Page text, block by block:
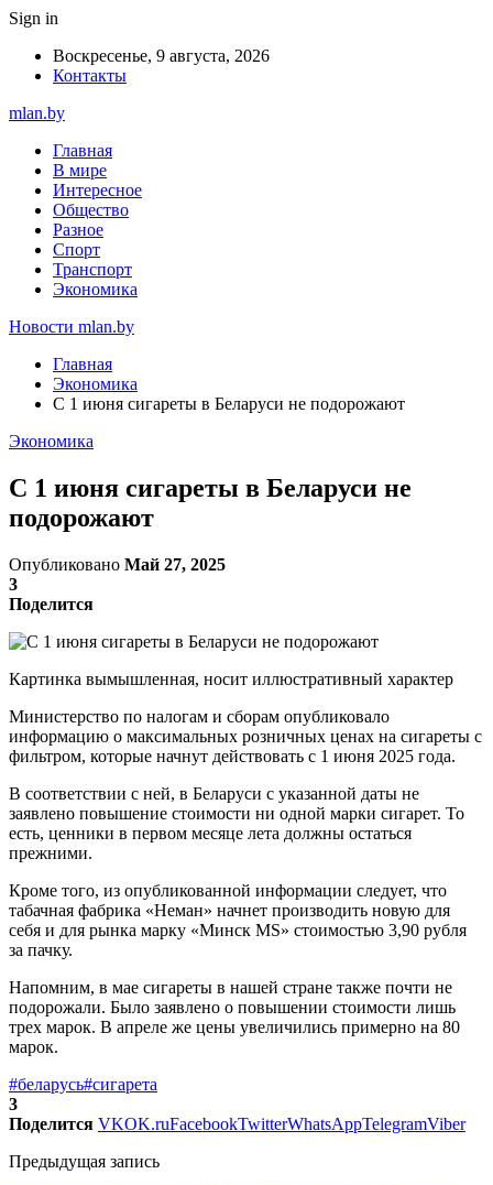
Sign in
Воскресенье, 9 августа, 2026
Контакты
mlan.by
Главная
В мире
Интересное
Общество
Разное
Спорт
Транспорт
Экономика
Новости mlan.by
Главная
Экономика
С 1 июня сигареты в Беларуси не подорожают
Экономика
С 1 июня сигареты в Беларуси не
подорожают
Опубликовано Май 27, 2025
3
Поделится
Картинка вымышленная, носит иллюстративный характер
Министерство по налогам и сборам опубликовало
информацию о максимальных розничных ценах на сигареты с
фильтром, которые начнут действовать с 1 июня 2025 года.
В соответствии с ней, в Беларуси с указанной даты не
заявлено повышение стоимости ни одной марки сигарет. То
есть, ценники в первом месяце лета должны остаться
прежними.
Кроме того, из опубликованной информации следует, что
табачная фабрика «Неман» начнет производить новую для
себя и для рынка марку «Минск MS» стоимостью 3,90 рубля
за пачку.
Напомним, в мае сигареты в нашей стране также почти не
подорожали. Было заявлено о повышении стоимости лишь
трех марок. В апреле же цены увеличились примерно на 80
марок.
#беларусь#сигарета
3
Поделится VKOK.ruFacebookTwitterWhatsAppTelegramViber
Предыдущая запись